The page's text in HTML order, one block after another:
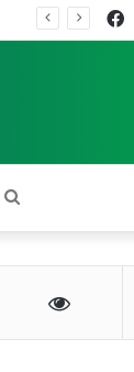
Search
for